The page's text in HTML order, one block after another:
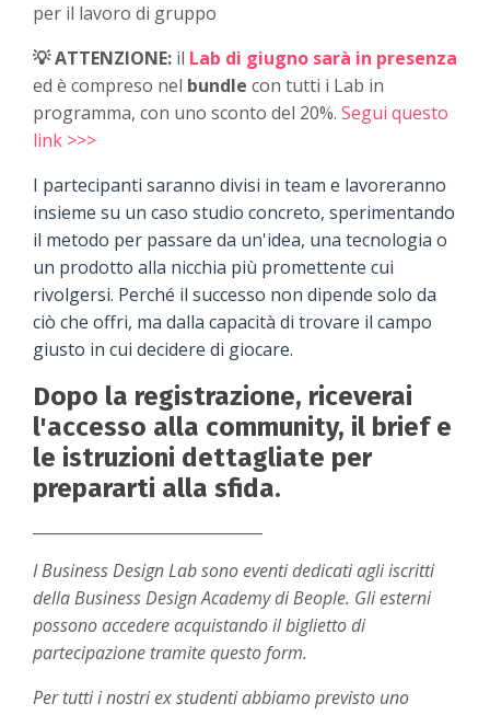
per il lavoro di gruppo
💡 ATTENZIONE: il Lab di giugno sarà in presenza
ed è compreso nel bundle con tutti i Lab in
programma, con uno sconto del 20%. Segui questo
link >>>
I partecipanti saranno divisi in team e lavoreranno
insieme su un caso studio concreto, sperimentando
il metodo per passare da un'idea, una tecnologia o
un prodotto alla nicchia più promettente cui
rivolgersi. Perché il successo non dipende solo da
ciò che offri, ma dalla capacità di trovare il campo
giusto in cui decidere di giocare.
Dopo la registrazione, riceverai
l'accesso alla community, il brief e
le istruzioni dettagliate per
prepararti alla sfida.
I Business Design Lab sono eventi dedicati agli iscritti
della Business Design Academy di Beople. Gli esterni
possono accedere acquistando il biglietto di
partecipazione tramite questo form.
Per tutti i nostri ex studenti abbiamo previsto uno